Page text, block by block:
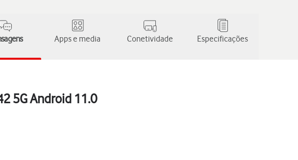
Apps e media Conetividade Especificações
5G Android 11.0